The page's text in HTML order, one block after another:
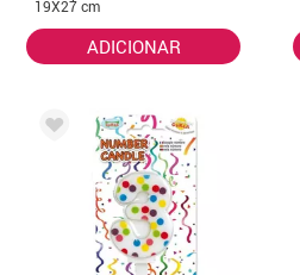
19X27 cm
ADICIONAR